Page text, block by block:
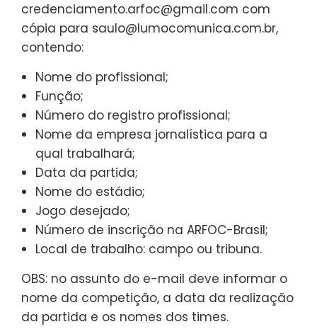
credenciamento.arfoc@gmail.com com
cópia para saulo@lumocomunica.com.br,
contendo:
Nome do profissional;
Função;
Número do registro profissional;
Nome da empresa jornalística para a
qual trabalhará;
Data da partida;
Nome do estádio;
Jogo desejado;
Número de inscrição na ARFOC-Brasil;
Local de trabalho: campo ou tribuna.
OBS: no assunto do e-mail deve informar o
nome da competição, a data da realização
da partida e os nomes dos times.